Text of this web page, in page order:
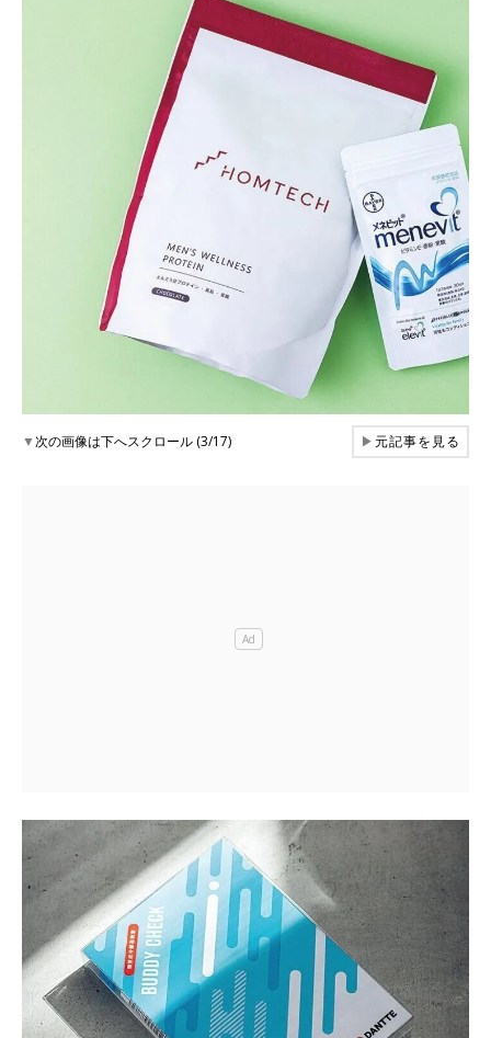
▼次の画像は下へスクロール (3/17) ▶元記事を見る